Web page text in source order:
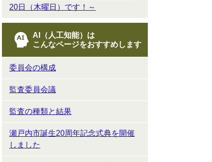
20日（木曜日）です！～
AI（人工知能）は
こんなページをおすすめします
委員会の構成
監査委員会議
監査の種類と結果
瀬戸内市誕生20周年記念式典を開催
しました